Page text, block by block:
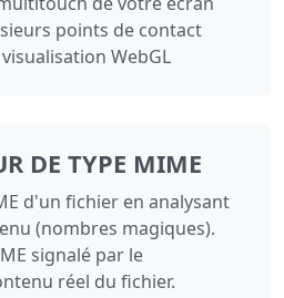
points de contact
WebGL
DE TYPE MIME
d'un fichier en analysant
(nombres magiques).
signalé par le
réel du fichier.